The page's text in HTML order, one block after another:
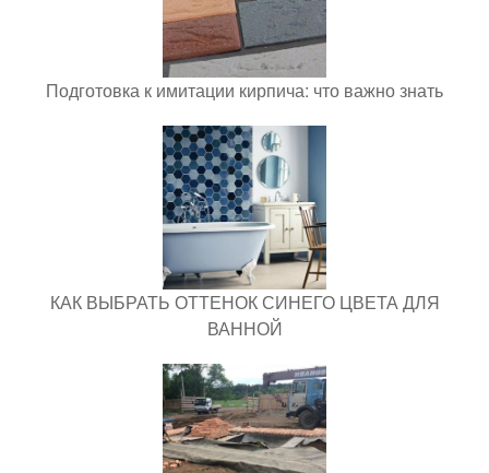
Подготовка к имитации кирпича: что важно знать
КАК ВЫБРАТЬ ОТТЕНОК СИНЕГО ЦВЕТА ДЛЯ
ВАННОЙ